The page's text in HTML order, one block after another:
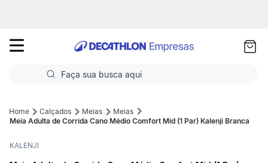
Faça sua busca aqui
Calçados Meias
Meias
Meia Adulta de Corrida Cano Médio Comfort Mid (1 Par) Kalenji Branca
KALENJI